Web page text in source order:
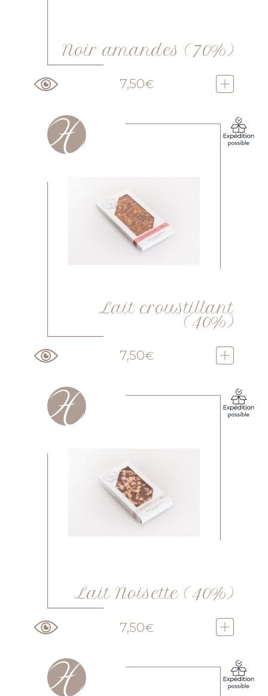
Noir amandes (70%)
7,50€
Lait croustillant
(40%)
7,50€
Lait Noisette (40%)
7,50€